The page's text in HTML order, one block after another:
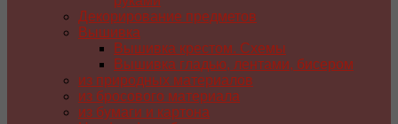
Декорирование предметов
Вышивка
Вышивка крестом. Схемы
Вышивка гладью, лентами, бисером
из природных материалов
из бросового материала
из бумаги и картона